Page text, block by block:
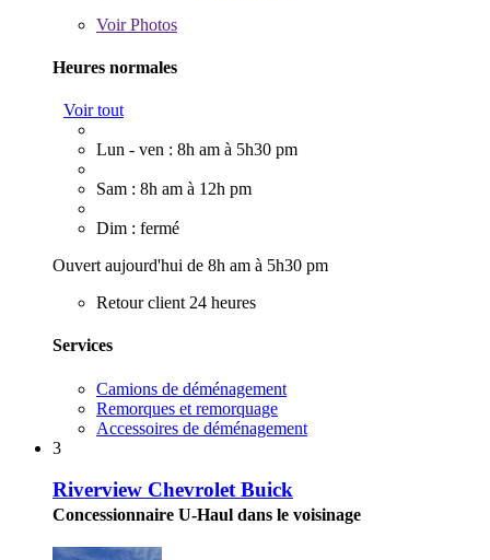
VoirPhotos
Heures normales
Voir tout
Lun - ven : 8h am à 5h30 pm
Sam : 8h am à 12h pm
Dim : fermé
Ouvert aujourd'hui de 8h am à 5h30 pm
Retour client 24 heures
Services
Camions de déménagement
Remorques et remorquage
Accessoires de déménagement
3
Riverview Chevrolet Buick
Concessionnaire U-Haul dans le voisinage